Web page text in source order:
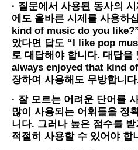
· 질문에서 사용된 동사의
에도 올바른 시제를 사용하
kind of music do you
았다면 답도 “I like pop
로 대답해야 합니다. 대답을
always enjoyed that kind
장하여 사용해도 무방합니
· 잘 모르는 어려운 단어를
많이 사용되는 어휘들을 정
니다. 그러나 높은 점수를
적절히 사용할 수 있어야 합